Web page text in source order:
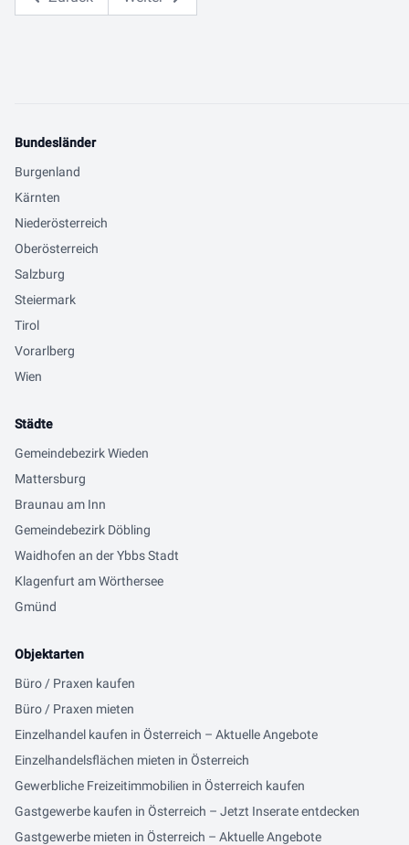
Bundesländer
Burgenland
Kärnten
Niederösterreich
Oberösterreich
Salzburg
Steiermark
Tirol
Vorarlberg
Wien
Städte
Gemeindebezirk Wieden
Mattersburg
Braunau am Inn
Gemeindebezirk Döbling
Waidhofen an der Ybbs Stadt
Klagenfurt am Wörthersee
Gmünd
Objektarten
Büro / Praxen kaufen
Büro / Praxen mieten
Einzelhandel kaufen in Österreich – Aktuelle Angebote
Einzelhandelsflächen mieten in Österreich
Gewerbliche Freizeitimmobilien in Österreich kaufen
Gastgewerbe kaufen in Österreich – Jetzt Inserate entdecken
Gastgewerbe mieten in Österreich – Aktuelle Angebote